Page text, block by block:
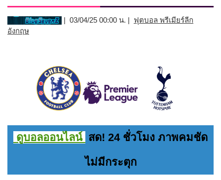
| 03/04/25 00:00 น. | ฟุตบอล พรีเมียร์ลีก
อังกฤษ
ดูบอลออนไลน์ สด! 24 ชั่วโมง ภาพคมชัด
ไม่มีกระตุก